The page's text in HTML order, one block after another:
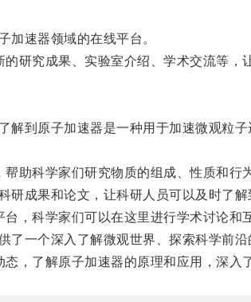
速器领域的在线平台。
究成果、实验室介绍、学术交流等，
到原子加速器是一种用于加速微观粒
科学家们研究物质的组成、性质和行为
成果和论文，让科研人员可以及时了解
科学家们可以在这里进行学术讨论和
一个深入了解微观世界、探索科学前沿
了解原子加速器的原理和应用，深入